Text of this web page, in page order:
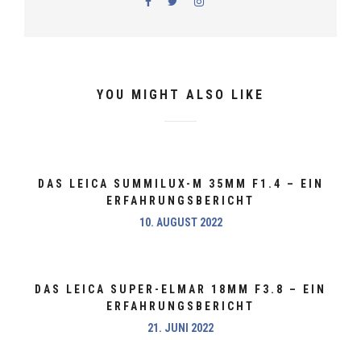
YOU MIGHT ALSO LIKE
DAS LEICA SUMMILUX-M 35MM F1.4 – EIN
ERFAHRUNGSBERICHT
10. AUGUST 2022
DAS LEICA SUPER-ELMAR 18MM F3.8 – EIN
ERFAHRUNGSBERICHT
21. JUNI 2022